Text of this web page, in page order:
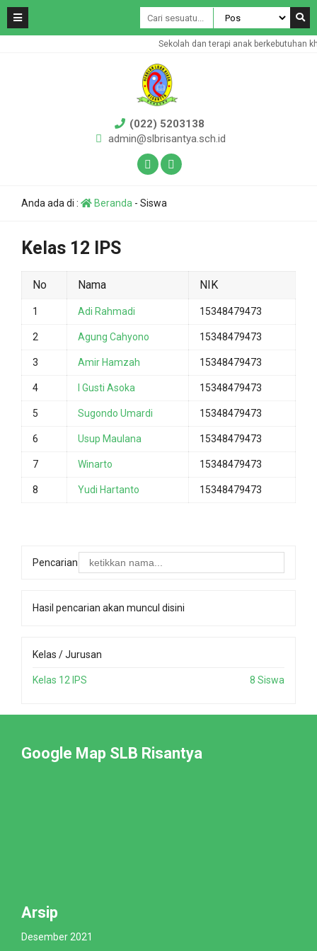
Sekolah dan terapi anak berkebutuhan
(022) 5203138
admin@slbrisantya.sch.id
Anda ada di : Beranda - Siswa
Kelas 12 IPS
No Nama NIK
1 Adi Rahmadi 15348479473
2 Agung Cahyono 15348479473
3 Amir Hamzah 15348479473
4 I Gusti Asoka 15348479473
5 Sugondo Umardi 15348479473
6 Usup Maulana 15348479473
7 Winarto 15348479473
8 Yudi Hartanto 15348479473
Pencarian
Hasil pencarian akan muncul disini
Kelas / Jurusan
Kelas 12 IPS 8 Siswa
Google Map SLB Risantya
Arsip
Desember 2021